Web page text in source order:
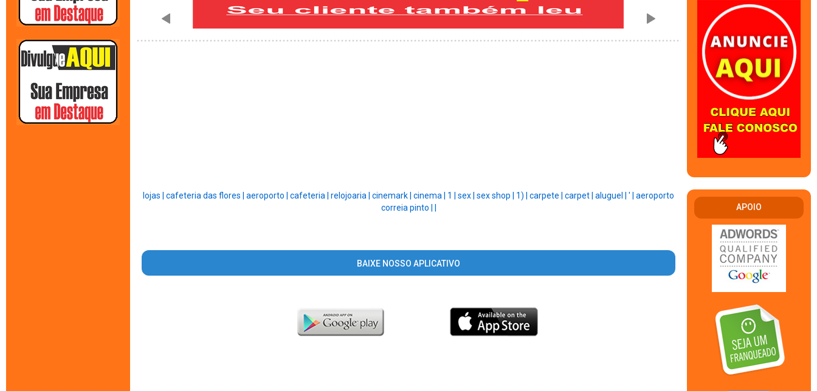
lojas | cafeteria das flores | aeroporto | cafeteria | relojoaria | cinemark | cinema | 1 | sex | sex shop | 1) | carpete | carpet | aluguel | ' | aeroporto
correia pinto |
BAIXE NOSSO APLICATIVO
APOIO